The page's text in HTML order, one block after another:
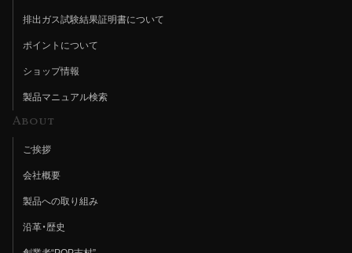
排出ガス試験結果証明書について
ポイントについて
ショップ情報
製品マニュアル検索
About
ご挨拶
会社概要
製品への取り組み
沿革・歴史